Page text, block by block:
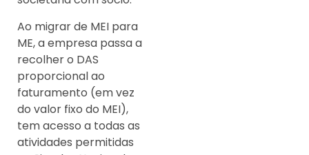
Ao migrar de MEI para
ME, a empresa passa a
recolher o DAS
proporcional ao
faturamento (em vez
do valor fixo do MEI),
tem acesso a todas as
atividades permitidas